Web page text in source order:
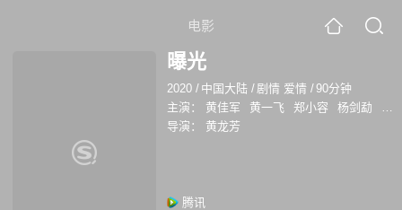
电影
曝光
2020 / 中国大陆 /剧情 爱情 /90分钟
主演：
黄佳军 黄一飞 郑小容 杨剑勐
吉
导演：
黄龙芳
腾讯